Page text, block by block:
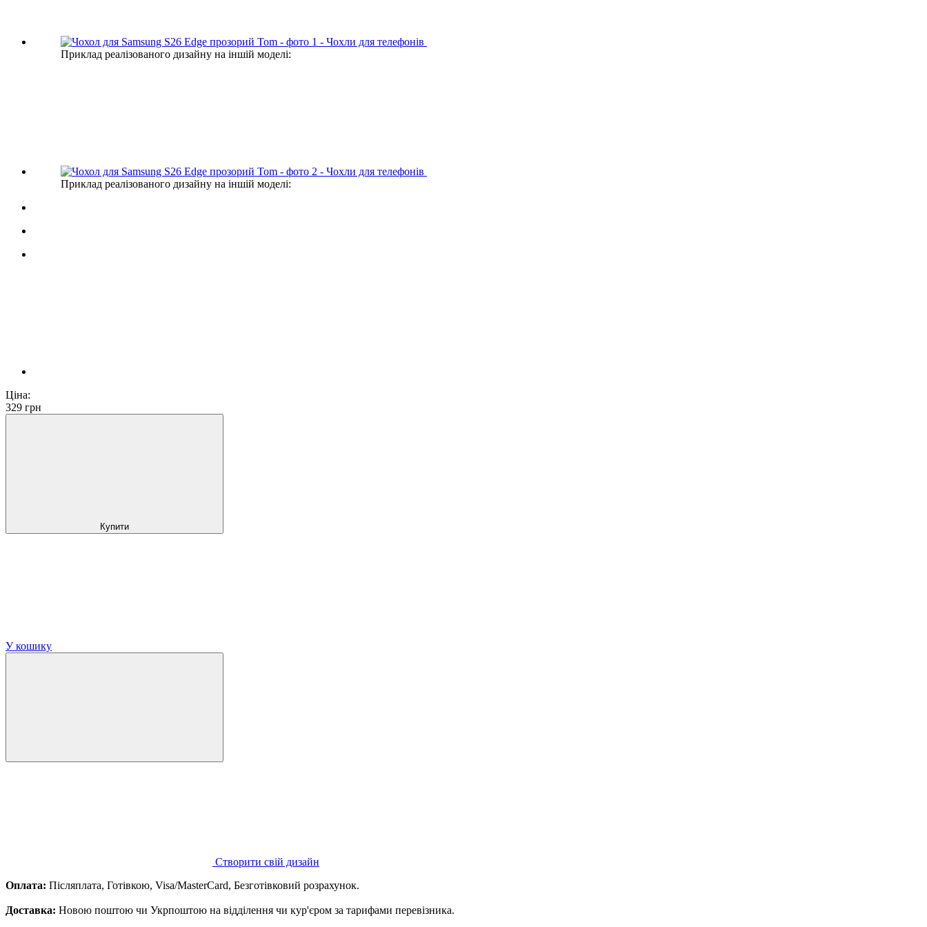
Приклад реалізованого дизайну на іншій моделі:
Приклад реалізованого дизайну на іншій моделі:
Ціна:
329 грн
Купити
У кошику
Створити свій дизайн
Оплата: Післяплата, Готівкою, Visa/MasterCard, Безготівковий розрахунок.
Доставка: Новою поштою чи Укрпоштою на відділення чи кур'єром за тарифами перевізника.